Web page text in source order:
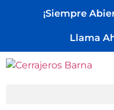
¡Siempre
Llama